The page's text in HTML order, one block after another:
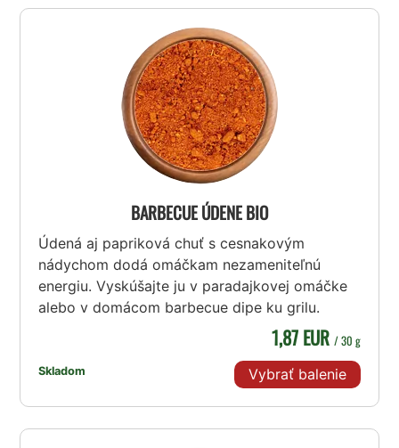
BARBECUE ÚDENE BIO
Údená aj papriková chuť s cesnakovým
nádychom dodá omáčkam nezameniteľnú
energiu. Vyskúšajte ju v paradajkovej omáčke
alebo v domácom barbecue dipe ku grilu.
Skladom
1,87 EUR / 30 g
Vybrať balenie